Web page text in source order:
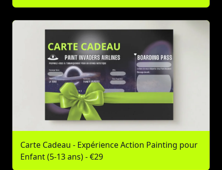
Carte Cadeau - Expérience Action Painting pour
Enfant (5-13 ans) - €29